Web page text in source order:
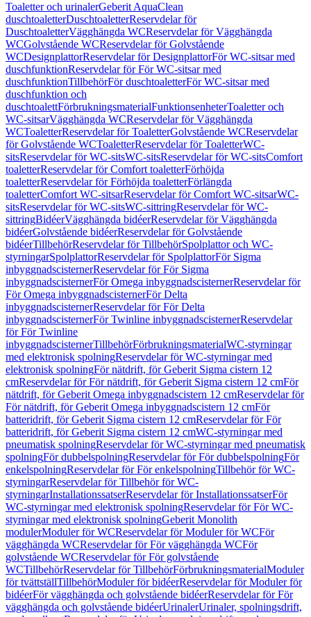
Toaletter och urinalerGeberit AquaClean
duschtoaletterDuschtoaletterReservdelar för
DuschtoaletterVägghängda WCReservdelar för Vägghängda
WCGolvstående WCReservdelar för Golvstående
WCDesignplattorReservdelar för DesignplattorFör WC-sitsar med
duschfunktionReservdelar för För WC-sitsar med
duschfunktionTillbehörFör duschtoaletterFör WC-sitsar med
duschfunktion och
duschtoalettFörbrukningsmaterialFunktionsenheterToaletter och
WC-sitsarVägghängda WCReservdelar för Vägghängda
WCToaletterReservdelar för ToaletterGolvstående WCReservdelar
för Golvstående WCToaletterReservdelar för ToaletterWC-
sitsReservdelar för WC-sitsWC-sitsReservdelar för WC-sitsComfort
toaletterReservdelar för Comfort toaletterFörhöjda
toaletterReservdelar för Förhöjda toaletterFörlängda
toaletterComfort WC-sitsarReservdelar för Comfort WC-sitsarWC-
sitsReservdelar för WC-sitsWC-sittringReservdelar för WC-
sittringBidéerVägghängda bidéerReservdelar för Vägghängda
bidéerGolvstående bidéerReservdelar för Golvstående
bidéerTillbehörReservdelar för TillbehörSpolplattor och WC-
styrningarSpolplattorReservdelar för SpolplattorFör Sigma
inbyggnadscisternerReservdelar för För Sigma
inbyggnadscisternerFör Omega inbyggnadscisternerReservdelar för
För Omega inbyggnadscisternerFör Delta
inbyggnadscisternerReservdelar för För Delta
inbyggnadscisternerFör Twinline inbyggnadscisternerReservdelar
för För Twinline
inbyggnadscisternerTillbehörFörbrukningsmaterialWC-styrningar
med elektronisk spolningReservdelar för WC-styrningar med
elektronisk spolningFör nätdrift, för Geberit Sigma cistern 12
cmReservdelar för För nätdrift, för Geberit Sigma cistern 12 cmFör
nätdrift, för Geberit Omega inbyggnadscistern 12 cmReservdelar för
För nätdrift, för Geberit Omega inbyggnadscistern 12 cmFör
batteridrift, för Geberit Sigma cistern 12 cmReservdelar för För
batteridrift, för Geberit Sigma cistern 12 cmWC-styrningar med
pneumatisk spolningReservdelar för WC-styrningar med pneumatisk
spolningFör dubbelspolningReservdelar för För dubbelspolningFör
enkelspolningReservdelar för För enkelspolningTillbehör för WC-
styrningarReservdelar för Tillbehör för WC-
styrningarInstallationssatserReservdelar för InstallationssatserFör
WC-styrningar med elektronisk spolningReservdelar för För WC-
styrningar med elektronisk spolningGeberit Monolith
modulerModuler för WCReservdelar för Moduler för WCFör
vägghängda WCReservdelar för För vägghängda WCFör
golvstående WCReservdelar för För golvstående
WCTillbehörReservdelar för TillbehörFörbrukningsmaterialModuler
för tvättställTillbehörModuler för bidéerReservdelar för Moduler för
bidéerFör vägghängda och golvstående bidéerReservdelar för För
vägghängda och golvstående bidéerUrinalerUrinaler, spolningsdrift,